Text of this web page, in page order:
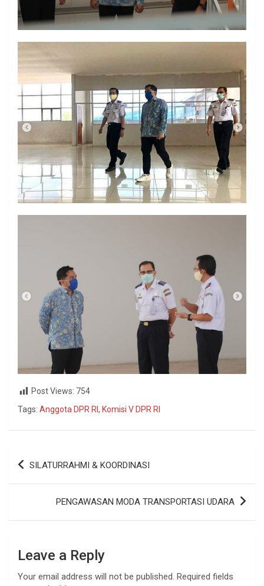
Post Views: 754
Tags: Anggota DPR RI , Komisi V DPR RI
SILATURRAHMI & KOORDINASI
PENGAWASAN MODA TRANSPORTASI UDARA
Leave a Reply
Your email address will not be published. Required fields